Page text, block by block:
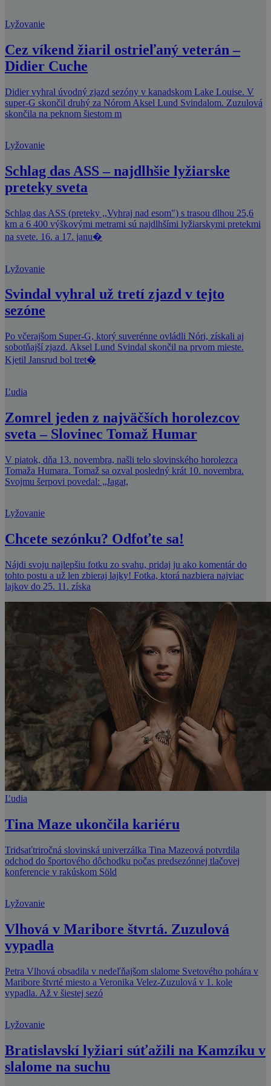
Lyžovanie
Cez víkend žiaril ostrieľaný veterán –
Didier Cuche
Didier vyhral úvodný zjazd sezóny v kanadskom Lake Louise. V
super-G skončil druhý za Nórom Aksel Lund Svindalom. Zuzulová
skončila na peknom šiestom m
Lyžovanie
Schlag das ASS – najdlhšie lyžiarske
preteky sveta
Schlag das ASS (preteky ,,Vyhraj nad esom") s trasou dlhou 25,6
km a 6 400 výškovými metrami sú najdlhšími lyžiarskymi pretekmi
na svete. 16. a 17. janu�
Lyžovanie
Svindal vyhral už tretí zjazd v tejto
sezóne
Po včerajšom Super-G, ktorý suverénne ovládli Nóri, získali aj
sobotňajší zjazd. Aksel Lund Svindal skončil na prvom mieste.
Kjetil Jansrud bol tret�
Ľudia
Zomrel jeden z najväčších horolezcov
sveta – Slovinec Tomaž Humar
V piatok, dňa 13. novembra, našli telo slovinského horolezca
Tomaža Humara. Tomaž sa ozval posledný krát 10. novembra.
Svojmu šerpovi povedal: „Jagat,
Lyžovanie
Chcete sezónku? Odfoťte sa!
Nájdi svoju najlepšiu fotku zo svahu, pridaj ju ako komentár do
tohto postu a už len zbieraj lajky! Fotka, ktorá nazbiera najviac
lajkov do 25. 11. získa
Ľudia
Tina Maze ukončila kariéru
Tridsaťtriročná slovinská univerzálka Tina Mazeová potvrdila
odchod do športového dôchodku počas predsezónnej tlačovej
konferencie v rakúskom Söld
Lyžovanie
Vlhová v Maribore štvrtá. Zuzulová
vypadla
Petra Vlhová obsadila v nedeľňajšom slalome Svetového pohára v
Maribore štvrté miesto a Veronika Velez-Zuzulová v 1. kole
vypadla. Až v šiestej sezó
Lyžovanie
Bratislavskí lyžiari súťažili na Kamzíku v
slalome na suchu